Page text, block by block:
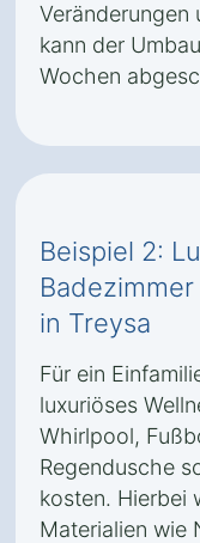
Veränderungen
kann der
Wochen
Beispiel 2:
in Treysa
Für ein
luxuriöses
Whirlpool,
Regendusche
kosten. Hierbei
Materialien wie